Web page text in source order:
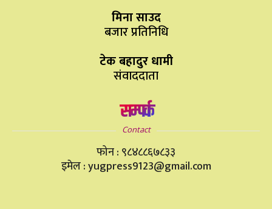
मिना साउद
बजार प्रतिनिधि
टेक बहादुर धामी
संवाददाता
सम्पर्क
Contact
फोन : ९८४८८६७८३३
इमेल : yugpress9123@gmail.com